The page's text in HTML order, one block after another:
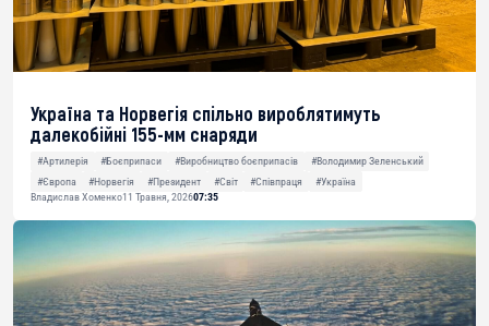
Україна та Норвегія спільно вироблятимуть
далекобійні 155-мм снаряди
#Артилерія #Боєприпаси #Виробництво боєприпасів
#Володимир Зеленський
#Європа
#Норвегія #Президент #Світ #Співпраця
#Україна
Владислав Хоменко11 Травня, 202607:35